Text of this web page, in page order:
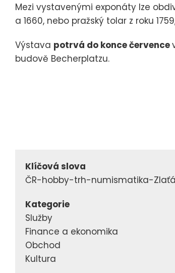
Mezi vystavenými exponáty lze
a 1660, nebo pražský tolar z roku
Výstava potrvá do konce července
budově Becherplatzu.
Klíčová slova
ČR-hobby-trh-numismatika-
Kategorie
Služby
Finance a ekonomika
Obchod
Kultura